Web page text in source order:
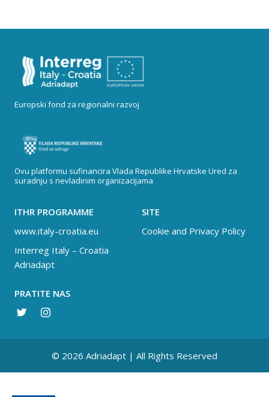
Europski fond za regionalni razvoj
Ovu platformu sufinancira Vlada Republike Hrvatske Ured za
suradnju s nevladinim organizacijama
ITHR PROGRAMME
www.italy-croatia.eu
Interreg Italy – Croatia
Adriadapt
SITE
Cookie and Privacy Policy
PRATITE NAS
© 2026 Adriadapt | All Rights Reserved